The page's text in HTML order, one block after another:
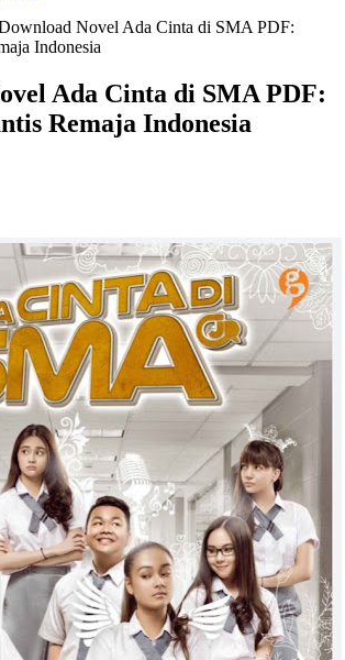
Novel Ada Cinta di SMA PDF:
Indonesia
Ada Cinta di SMA PDF:
Remaja Indonesia